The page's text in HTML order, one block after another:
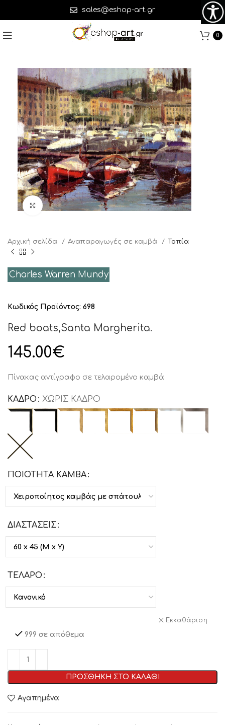
sales@eshop-art.gr
0
Click to enlarge
Αρχική σελίδα Αναπαραγωγές σε καμβά Τοπία
Charles Warren Mundy
Κωδικός Προϊόντος: 698
Red boats,Santa Margherita.
145.00€
Πίνακας αντίγραφο σε τελαρομένο καμβά
ΚΑΔΡΟ ΧΩΡΙΣ ΚΑΔΡΟ
ΠΟΙΟΤΗΤΑ ΚΑΜΒΑ
ΔΙΑΣΤΑΣΕΙΣ
ΤΕΛΑΡΟ
Εκκαθάριση
999 σε απόθεμα
ΠΡΟΣΘΗΚΗ ΣΤΟ ΚΑΛΑΘΙ
Αγαπημένα